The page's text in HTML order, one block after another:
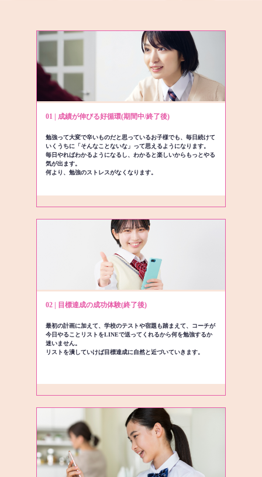
01 | 成績が伸びる好循環(期間中/終了後)
勉強って大変で辛いものだと思っているお子様でも、毎日続けて
いくうちに「そんなことないな」って思えるようになります。
毎日やればわかるようになるし、わかると楽しいからもっとやる
気が出ます。
何より、勉強のストレスがなくなります。
02 | 目標達成の成功体験(終了後)
最初の計画に加えて、学校のテストや宿題も踏まえて、コーチが
今日やることリストをLINEで送ってくれるから何を勉強するか
迷いません。
リストを潰していけば目標達成に自然と近づいていきます。